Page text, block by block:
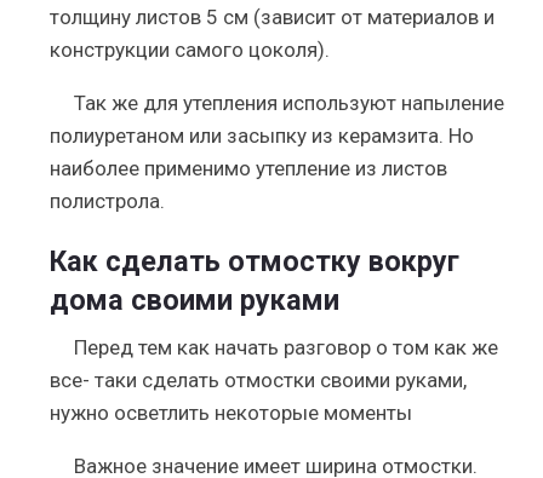
толщину листов 5 см (зависит от материалов и
конструкции самого цоколя).
Так же для утепления используют напыление
полиуретаном или засыпку из керамзита. Но
наиболее применимо утепление из листов
полистрола.
Как сделать отмостку вокруг
дома своими руками
Перед тем как начать разговор о том как же
все- таки сделать отмостки своими руками,
нужно осветлить некоторые моменты
Важное значение имеет ширина отмостки.